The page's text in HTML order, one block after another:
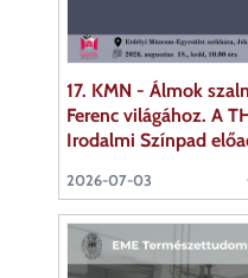
17. KMN - Álmok
Ferenc világához. A
Irodalmi Színpad
2026-07-03